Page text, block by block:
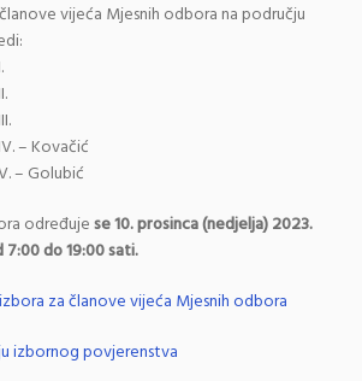
vijeća Mjesnih odbora na području
– Kovačić
– Golubić
određujese 10. prosinca (nedjelja) 2023.
do 19:00 sati.
za članove vijeća Mjesnih odbora
izbornog povjerenstva